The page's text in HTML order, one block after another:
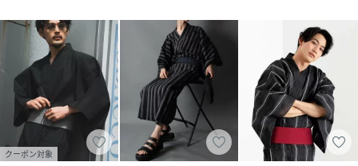
クーポン対象